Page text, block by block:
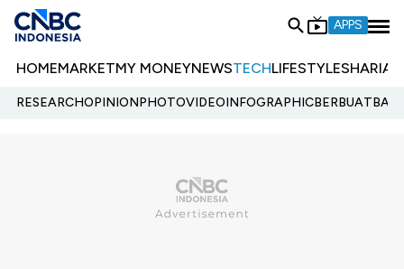
APPS
HOMEMARKETMY MONEYNEWSTECHLIFESTYLESHARIA
RESEARCHOPINIONPHOTOVIDEOINFOGRAPHIC